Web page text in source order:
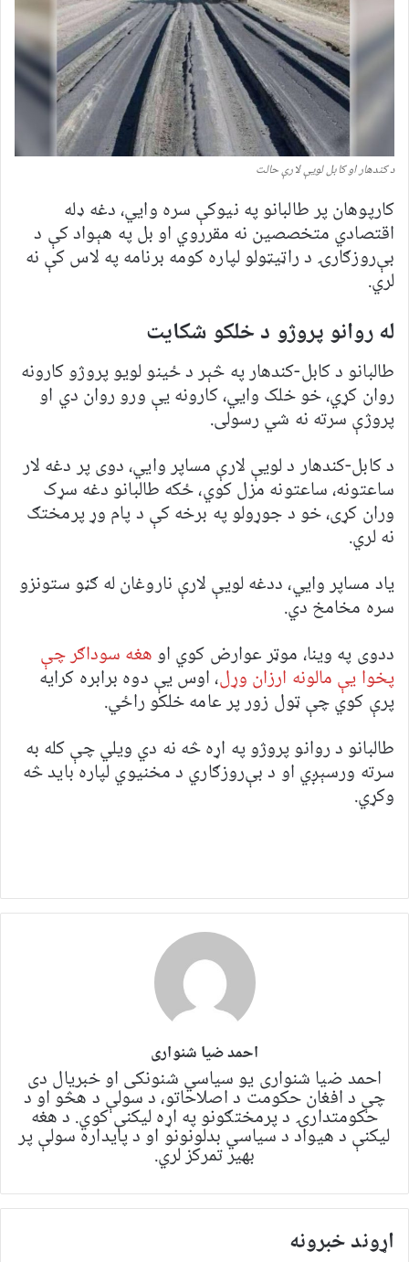
د کندهار او کابل لویې لارې حالت
کارپوهان پر طالبانو په نیوکې سره وايي، دغه ډله
اقتصادي متخصصین نه مقرروي او بل په هېواد کې د
بې‌روزګارۍ د راټیټولو لپاره کومه برنامه په لاس کې نه
لري.
له روانو پروژو د خلکو شکایت
طالبانو د کابل-کندهار په څېر د ځینو لویو پروژو کارونه
روان کړي، خو خلک وايي، کارونه یې ورو روان دي او
پروژې سرته نه شي رسولی.
د کابل-کندهار د لویې لارې مساپر وايي، دوی پر دغه لار
ساعتونه، ساعتونه مزل کوي، ځکه طالبانو دغه سړک
وران کړی، خو د جوړولو په برخه کې د پام وړ پرمختګ
نه لري.
یاد مساپر وايي، ددغه لویې لارې ناروغان له ګڼو ستونزو
سره مخامخ دي.
ددوی په وینا، موټر عوارض کوي اوهغه سوداګر چې
پخوا یې مالونه ارزان وړل، اوس یې دوه برابره کرایه
پرې کوي چې ټول زور پر عامه خلکو راځي.
طالبانو د روانو پروژو په اړه څه نه دي ویلي چې کله به
سرته ورسېږي او د بې‌روزګاري د مخنیوي لپاره باید څه
وکړي.
احمد ضیا شنواری
احمد ضیا شنواری یو سياسي شنونکی او خبریال دی
چې د افغان حکومت د اصلاحاتو، د سولې د هڅو او د
حکومتدارۍ د پرمختګونو په اړه لیکنې کوي. د هغه
لیکنې د هیواد د سیاسي بدلونونو او د پایداره سولې پر
بهیر تمرکز لري.
اړوند خبرونه